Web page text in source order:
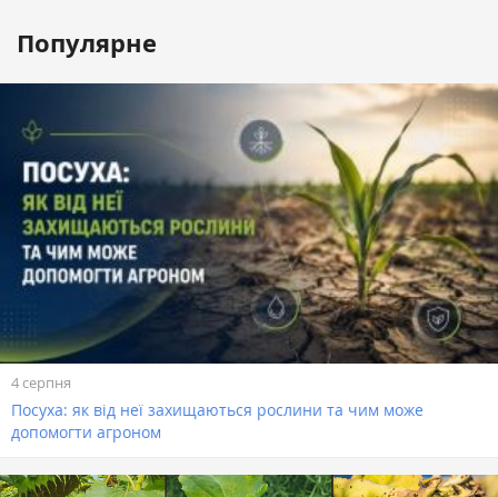
Популярне
4 серпня
Посуха: як від неї захищаються рослини та чим може
допомогти агроном